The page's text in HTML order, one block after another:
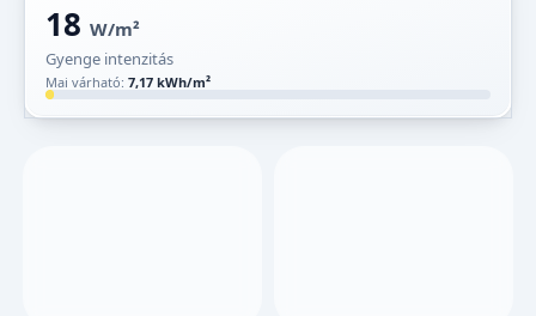
18 W/m²
Gyenge intenzitás
Mai várható: 7,17 kWh/m²